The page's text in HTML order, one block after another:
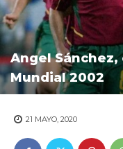
Angel
Mundial 2002
21 MAYO, 2020